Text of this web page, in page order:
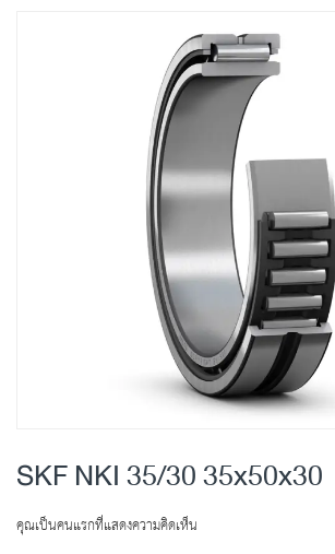
to
the
end
of
images
gallery
to
the
SKF NKI 35/30 35x50x30
คุณเป็นคนแรกที่แสดงความคิดเห็น